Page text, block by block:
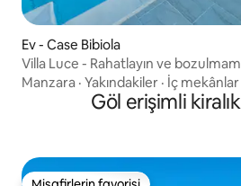
Ev - Case Bibiola
Villa Luce - Rahatlayın ve
Manzara · Yakındakiler · İç mekânlar
Göl erişimli